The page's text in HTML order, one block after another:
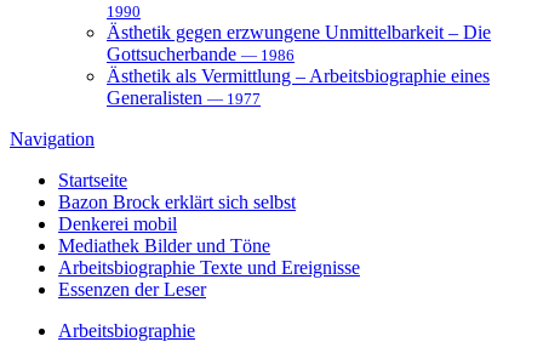
1990
Ästhetik gegen erzwungene Unmittelbarkeit – Die
Gottsucherbande — 1986
Ästhetik als Vermittlung – Arbeitsbiographie eines
Generalisten — 1977
Navigation
Startseite
Bazon Brock erklärt sich selbst
Denkerei mobil
Mediathek Bilder und Töne
Arbeitsbiographie Texte und Ereignisse
Essenzen der Leser
Arbeitsbiographie